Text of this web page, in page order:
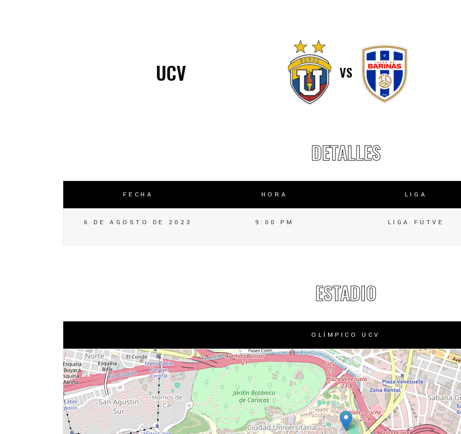
UCV VS
DETALLES
FECHA HORA LIGA
6 DE AGOSTO DE 2023 9:00 PM LIGA FUTVE
ESTADIO
OLÍMPICO UCV